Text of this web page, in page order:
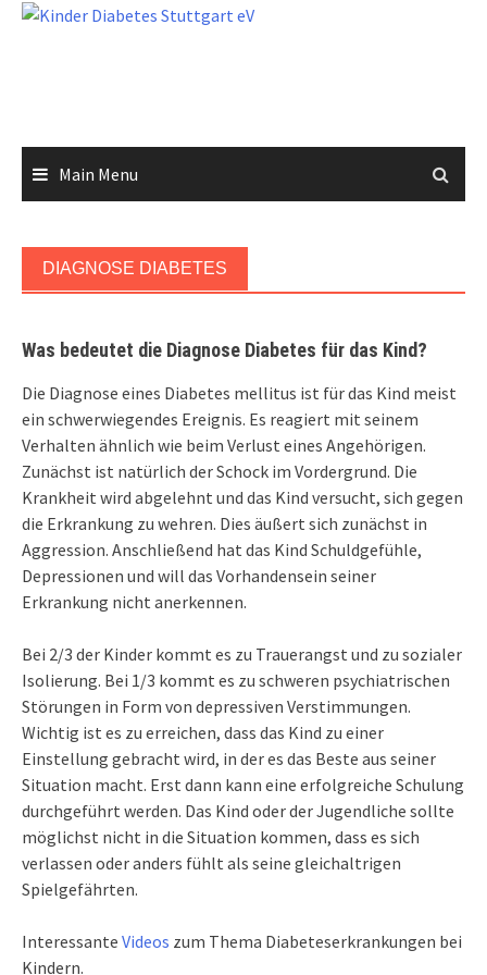
Skip
Main Menu
DIAGNOSE DIABETES
Was bedeutet die Diagnose Diabetes für das Kind?
Die Diagnose eines Diabetes mellitus ist für das Kind meist
ein schwerwiegendes Ereignis. Es reagiert mit seinem
Verhalten ähnlich wie beim Verlust eines Angehörigen.
Zunächst ist natürlich der Schock im Vordergrund. Die
Krankheit wird abgelehnt und das Kind versucht, sich gegen
die Erkrankung zu wehren. Dies äußert sich zunächst in
Aggression. Anschließend hat das Kind Schuldgefühle,
Depressionen und will das Vorhandensein seiner
Erkrankung nicht anerkennen.
Bei 2/3 der Kinder kommt es zu Trauerangst und zu sozialer
Isolierung. Bei 1/3 kommt es zu schweren psychiatrischen
Störungen in Form von depressiven Verstimmungen.
Wichtig ist es zu erreichen, dass das Kind zu einer
Einstellung gebracht wird, in der es das Beste aus seiner
Situation macht. Erst dann kann eine erfolgreiche Schulung
durchgeführt werden. Das Kind oder der Jugendliche sollte
möglichst nicht in die Situation kommen, dass es sich
verlassen oder anders fühlt als seine gleichaltrigen
Spielgefährten.
Interessante Videos zum Thema Diabeteserkrankungen bei
Kindern.